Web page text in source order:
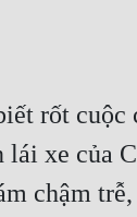
rốt cuộc
lái xe của
chậm